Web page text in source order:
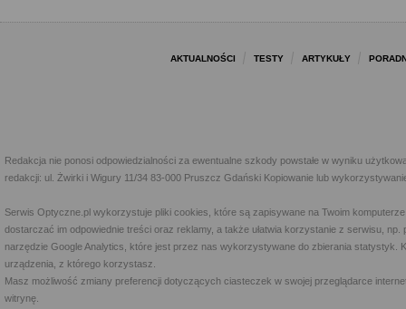
AKTUALNOŚCI TESTY ARTYKUŁY
Redakcja nie ponosi odpowiedzialności za ewentualne szkody powstałe w wyniku
redakcji: ul. Żwirki i Wigury 11/34 83-000 Pruszcz Gdański Kopiowanie lub
Serwis Optyczne.pl wykorzystuje pliki cookies, które są zapisywane na Twoim
dostarczać im odpowiednie treści oraz reklamy, a także ułatwia korzystanie z serwisu,
narzędzie Google Analytics, które jest przez nas wykorzystywane do zbierania statystyk.
urządzenia, z którego korzystasz.
Masz możliwość zmiany preferencji dotyczących ciasteczek w swojej przeglądarce
witrynę.